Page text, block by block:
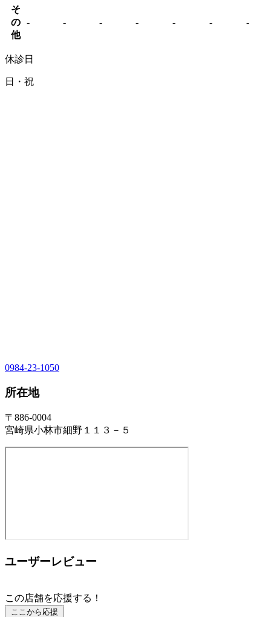
そ
の
他
- - - - - - -
休診日
日・祝
0984-23-1050
所在地
〒886-0004
宮崎県小林市細野１１３－５
ユーザーレビュー
この店舗を応援する！
ここから応援